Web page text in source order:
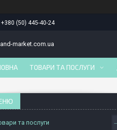
+380 (50) 445-40-24
market.com.ua
ТОВАРИ ТА ПОСЛУГИ
та послуги